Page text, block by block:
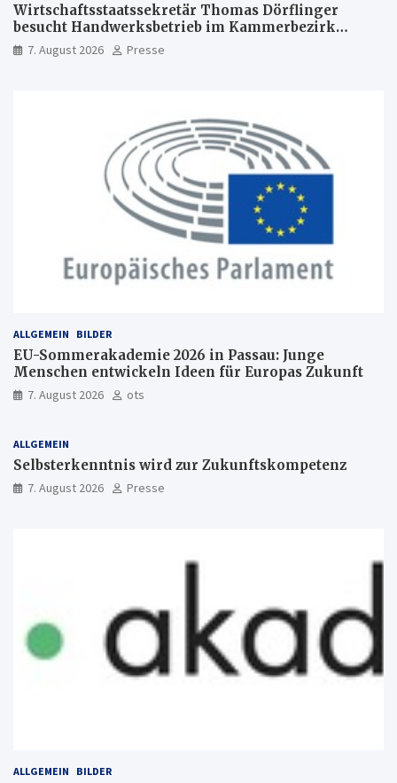
Wirtschaftsstaatssekretär Thomas Dörflinger
besucht Handwerksbetrieb im Kammerbezirk
Freiburg
7. August 2026 Presse
ALLGEMEIN BILDER
EU-Sommerakademie 2026 in Passau: Junge
Menschen entwickeln Ideen für Europas Zukunft
7. August 2026 ots
ALLGEMEIN
Selbsterkenntnis wird zur Zukunftskompetenz
7. August 2026 Presse
ALLGEMEIN BILDER